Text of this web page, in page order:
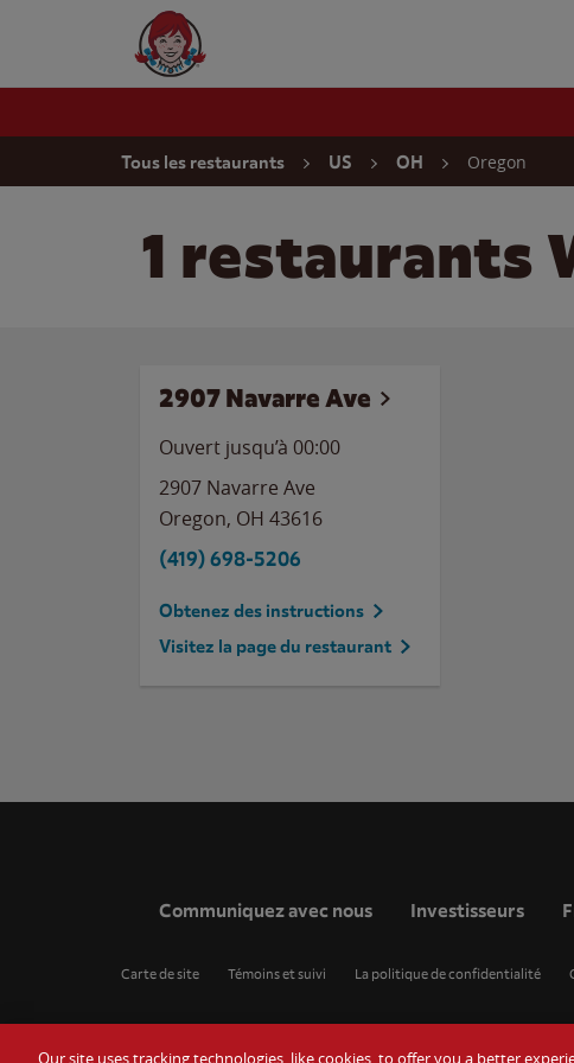
Wendy's Website Home
Return to NavTous les restaurants US OH Oregon
1 restaurants
2907 Navarre Ave
Ouvert jusqu’à 00:00
2907 Navarre Ave
Oregon, OH 43616
(419) 698-5206
Obtenez des instructions
Visitez la page du restaurant
Communiquez avec nous Investisseurs
Carte de site Témoins et suivi La politique de confidentialité
Our site uses tracking technologies, like cookies, to offer you a better